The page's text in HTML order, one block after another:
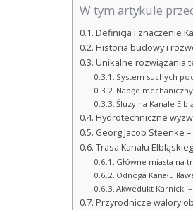
W tym artykule
Definicja i znaczenie
Historia budowy i
Unikalne rozwiązania
System suchych
Napęd
Śluzy na Kanale
Hydrotechniczne
Georg Jacob Steenke
Trasa Kanału
Główne miasta na
Odnoga Kanału
Akwedukt Karnicki
Przyrodnicze walory